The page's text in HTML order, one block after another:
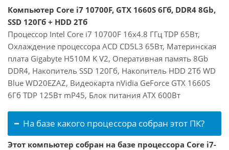
Компьютер Core i7 10700F, GTX 1660S 6Гб, DDR4 8Gb,
SSD 120Гб + HDD 2Тб
Процессор Intel Core i7 10700F 16x4.8 ГГц TDP 65Вт,
Охлаждение процессора ACD CD5L3 65Вт, Материнская
плата Gigabyte H510M K V2, Оперативная память 8Gb
DDR4, Накопитель SSD 120Гб, Накопитель HDD 2Тб WD
Blue WD20EZAZ, Видеокарта nVidia GeForce GTX 1660S
6Гб TDP 125Вт mP45, Блок питания ATX 600Вт
На базе какого процессора собран этот ПК?
Этот компьютер собран на базе процессора Core i7-